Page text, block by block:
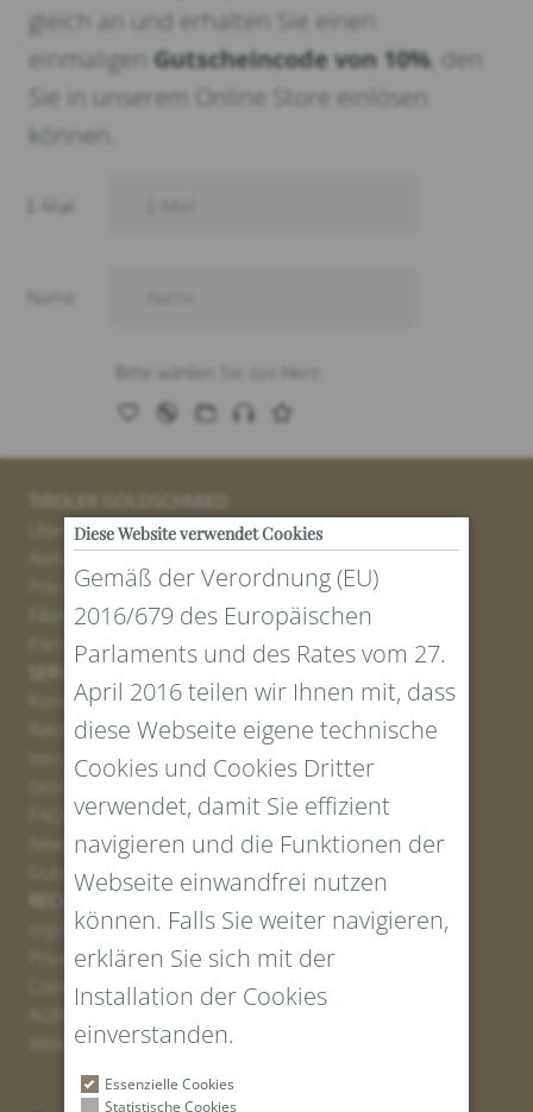
gleich an und erhalten Sie einen
einmaligen Gutscheincode von 10%, den
Sie in unserem Online Store einlösen
können.
TIROLER GOLDSCHMIED
Über uns
Atelier
Presse
Filialen
Partner
SERVICE
Kontakt
Retourenportal
Versand
Newsletter Anmelden
Gutschein erstellen
RECHTLICHES UND DATENSCHUTZ
Impressum
Privacy Policy
Cookies
Widerrufsrecht
Diese Website verwendet Cookies
Gemäß der Verordnung (EU)
2016/679 des Europäischen
Parlaments und des Rates vom 27.
April 2016 teilen wir Ihnen mit, dass
diese Webseite eigene technische
Cookies und Cookies Dritter
verwendet, damit Sie effizient
navigieren und die Funktionen der
Webseite einwandfrei nutzen
können. Falls Sie weiter navigieren,
erklären Sie sich mit der
Installation der Cookies
einverstanden.
Essenzielle Cookies
Statistische Cookies